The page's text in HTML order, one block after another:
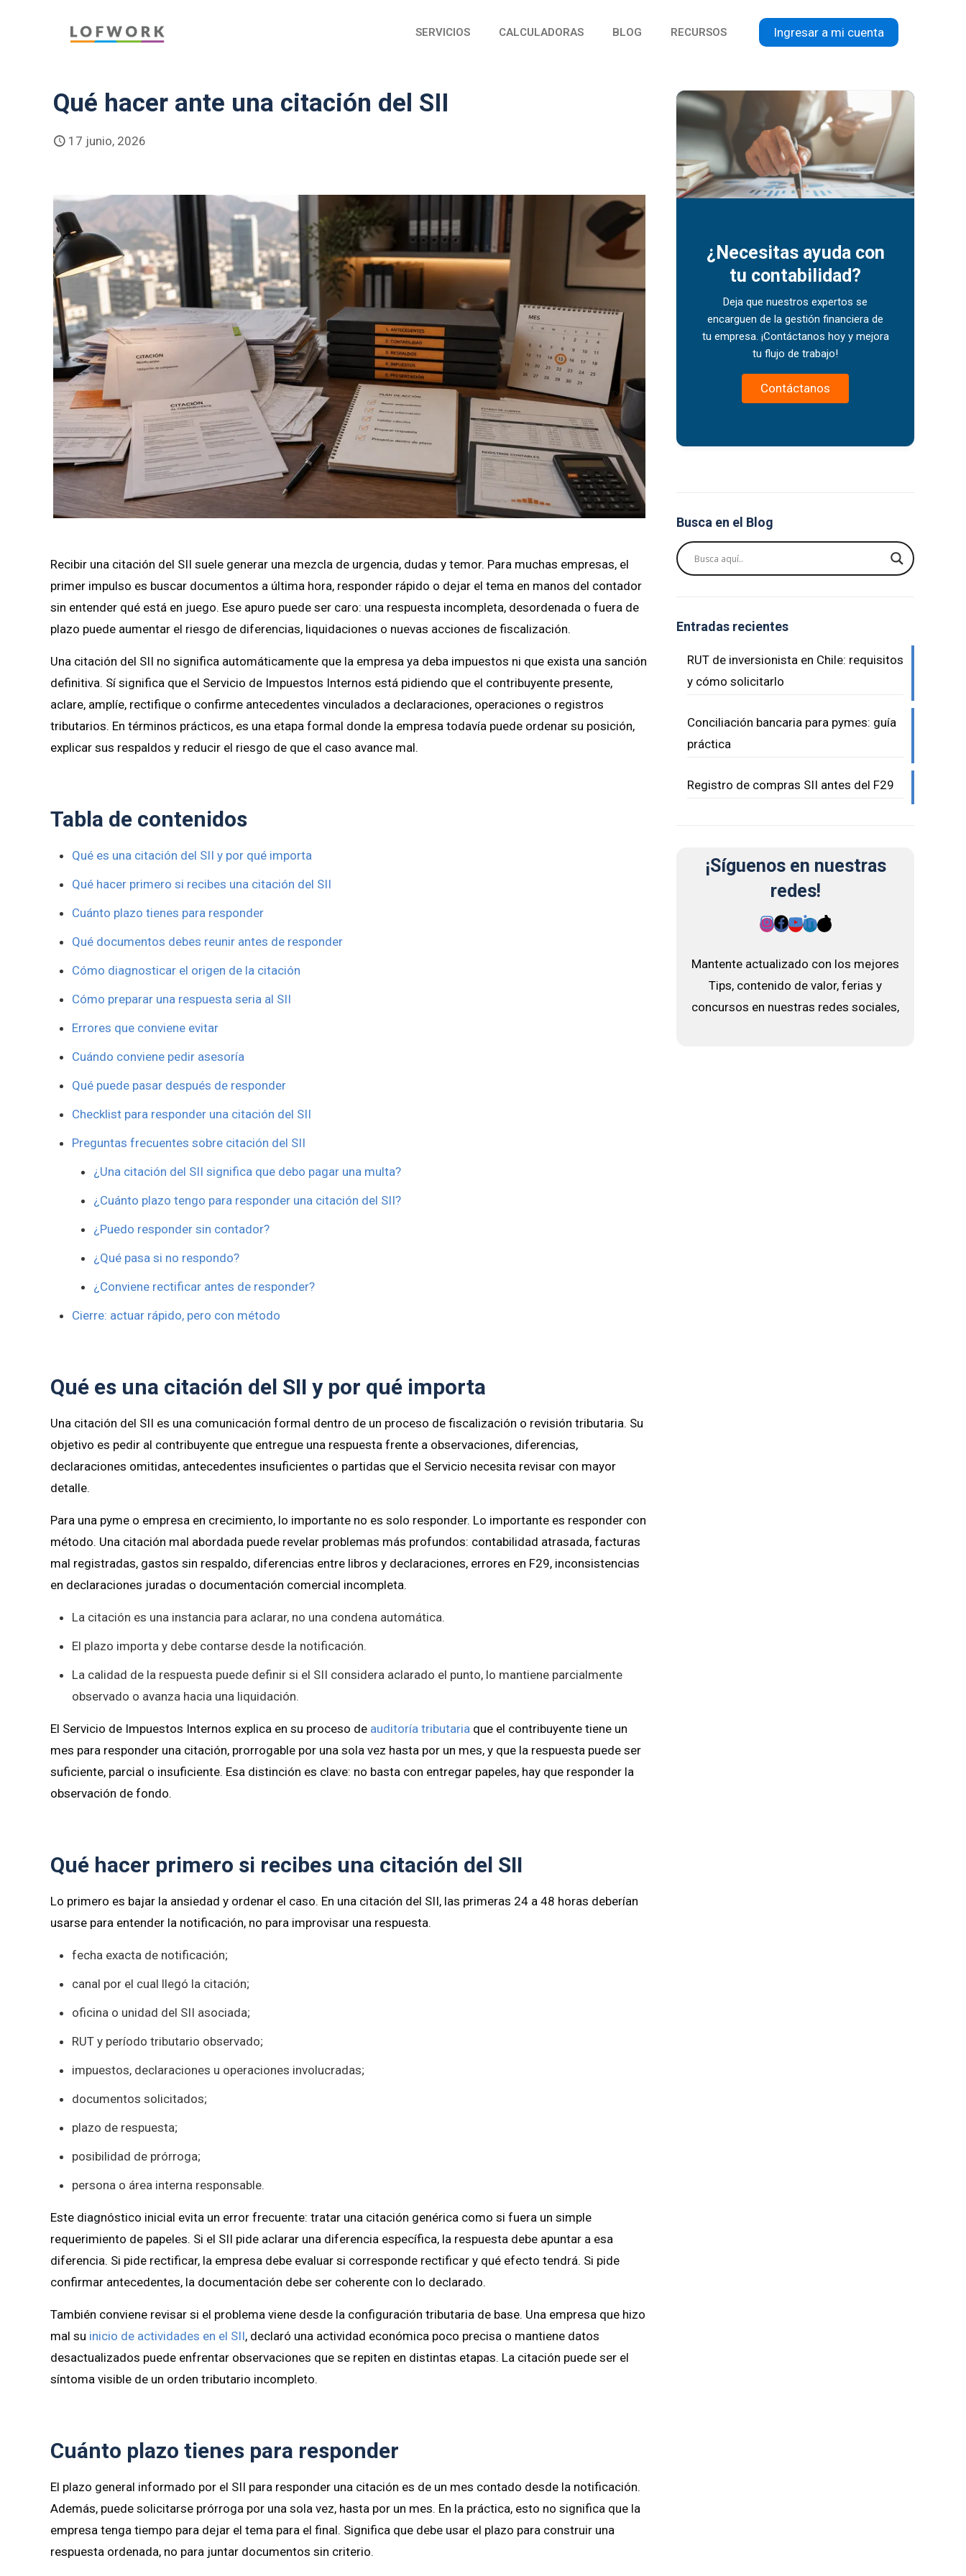
SERVICIOS CALCULADORAS BLOG RECURSOS Ingresar a mi cuenta
Qué hacer ante una citación del SII
17 junio, 2026
Recibir una citación del SII suele generar una mezcla de urgencia, dudas y temor. Para muchas empresas, el
primer impulso es buscar documentos a última hora, responder rápido o dejar el tema en manos del contador
sin entender qué está en juego. Ese apuro puede ser caro: una respuesta incompleta, desordenada o fuera de
plazo puede aumentar el riesgo de diferencias, liquidaciones o nuevas acciones de fiscalización.
Una citación del SII no significa automáticamente que la empresa ya deba impuestos ni que exista una sanción
definitiva. Sí significa que el Servicio de Impuestos Internos está pidiendo que el contribuyente presente,
aclare, amplíe, rectifique o confirme antecedentes vinculados a declaraciones, operaciones o registros
tributarios. En términos prácticos, es una etapa formal donde la empresa todavía puede ordenar su posición,
explicar sus respaldos y reducir el riesgo de que el caso avance mal.
Tabla de contenidos
Qué es una citación del SII y por qué importa
Qué hacer primero si recibes una citación del SII
Cuánto plazo tienes para responder
Qué documentos debes reunir antes de responder
Cómo diagnosticar el origen de la citación
Cómo preparar una respuesta seria al SII
Errores que conviene evitar
Cuándo conviene pedir asesoría
Qué puede pasar después de responder
Checklist para responder una citación del SII
Preguntas frecuentes sobre citación del SII
¿Una citación del SII significa que debo pagar una multa?
¿Cuánto plazo tengo para responder una citación del SII?
¿Puedo responder sin contador?
¿Qué pasa si no respondo?
¿Conviene rectificar antes de responder?
Cierre: actuar rápido, pero con método
Qué es una citación del SII y por qué importa
Una citación del SII es una comunicación formal dentro de un proceso de fiscalización o revisión tributaria. Su
objetivo es pedir al contribuyente que entregue una respuesta frente a observaciones, diferencias,
declaraciones omitidas, antecedentes insuficientes o partidas que el Servicio necesita revisar con mayor
detalle.
Para una pyme o empresa en crecimiento, lo importante no es solo responder. Lo importante es responder con
método. Una citación mal abordada puede revelar problemas más profundos: contabilidad atrasada, facturas
mal registradas, gastos sin respaldo, diferencias entre libros y declaraciones, errores en F29, inconsistencias
en declaraciones juradas o documentación comercial incompleta.
La citación es una instancia para aclarar, no una condena automática.
El plazo importa y debe contarse desde la notificación.
La calidad de la respuesta puede definir si el SII considera aclarado el punto, lo mantiene parcialmente
observado o avanza hacia una liquidación.
El Servicio de Impuestos Internos explica en su proceso de auditoría tributaria que el contribuyente tiene un
mes para responder una citación, prorrogable por una sola vez hasta por un mes, y que la respuesta puede ser
suficiente, parcial o insuficiente. Esa distinción es clave: no basta con entregar papeles, hay que responder la
observación de fondo.
Qué hacer primero si recibes una citación del SII
Lo primero es bajar la ansiedad y ordenar el caso. En una citación del SII, las primeras 24 a 48 horas deberían
usarse para entender la notificación, no para improvisar una respuesta.
fecha exacta de notificación;
canal por el cual llegó la citación;
oficina o unidad del SII asociada;
RUT y período tributario observado;
impuestos, declaraciones u operaciones involucradas;
documentos solicitados;
plazo de respuesta;
posibilidad de prórroga;
persona o área interna responsable.
Este diagnóstico inicial evita un error frecuente: tratar una citación genérica como si fuera un simple
requerimiento de papeles. Si el SII pide aclarar una diferencia específica, la respuesta debe apuntar a esa
diferencia. Si pide rectificar, la empresa debe evaluar si corresponde rectificar y qué efecto tendrá. Si pide
confirmar antecedentes, la documentación debe ser coherente con lo declarado.
También conviene revisar si el problema viene desde la configuración tributaria de base. Una empresa que hizo
mal su inicio de actividades en el SII, declaró una actividad económica poco precisa o mantiene datos
desactualizados puede enfrentar observaciones que se repiten en distintas etapas. La citación puede ser el
síntoma visible de un orden tributario incompleto.
Cuánto plazo tienes para responder
El plazo general informado por el SII para responder una citación es de un mes contado desde la notificación.
Además, puede solicitarse prórroga por una sola vez, hasta por un mes. En la práctica, esto no significa que la
empresa tenga tiempo para dejar el tema para el final. Significa que debe usar el plazo para construir una
respuesta ordenada, no para juntar documentos sin criterio.
¿Necesitas ayuda con
tu contabilidad?
Deja que nuestros expertos se
encarguen de la gestión financiera de
tu empresa. ¡Contáctanos hoy y mejora
tu flujo de trabajo!
Contáctanos
Busca en el Blog
Entradas recientes
RUT de inversionista en Chile: requisitos
y cómo solicitarlo
Conciliación bancaria para pymes: guía
práctica
Registro de compras SII antes del F29
¡Síguenos en nuestras
redes!
Mantente actualizado con los mejores
Tips, contenido de valor, ferias y
concursos en nuestras redes sociales,